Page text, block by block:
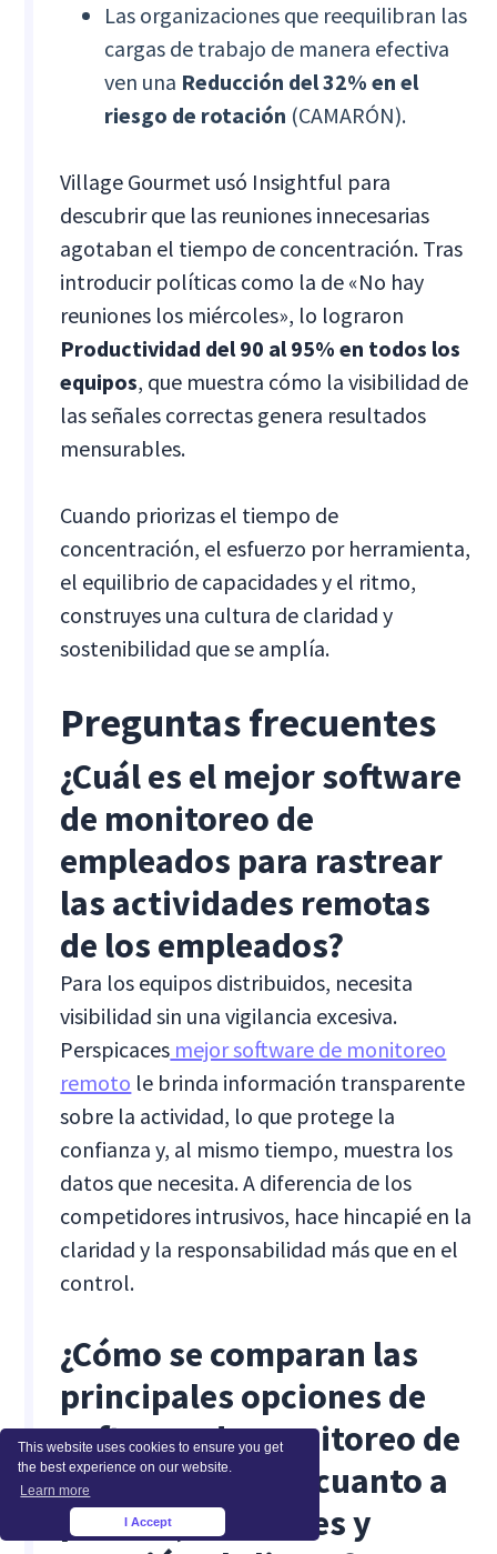
This website uses cookies to ensure you get
the best experience on our website.
Learn more
I Accept
Las organizaciones que reequilibran las
cargas de trabajo de manera efectiva
ven una Reducción del 32% en el
riesgo de rotación (CAMARÓN).
Village Gourmet usó Insightful para
descubrir que las reuniones innecesarias
agotaban el tiempo de concentración. Tras
introducir políticas como la de «No hay
reuniones los miércoles», lo lograron
Productividad del 90 al 95% en todos los
equipos, que muestra cómo la visibilidad de
las señales correctas genera resultados
mensurables.
Cuando priorizas el tiempo de
concentración, el esfuerzo por herramienta,
el equilibrio de capacidades y el ritmo,
construyes una cultura de claridad y
sostenibilidad que se amplía.
Preguntas frecuentes
¿Cuál es el mejor software
de monitoreo de
empleados para rastrear
las actividades remotas
de los empleados?
Para los equipos distribuidos, necesita
visibilidad sin una vigilancia excesiva.
Perspicaces mejor software de monitoreo
remoto le brinda información transparente
sobre la actividad, lo que protege la
confianza y, al mismo tiempo, muestra los
datos que necesita. A diferencia de los
competidores intrusivos, hace hincapié en la
claridad y la responsabilidad más que en el
control.
¿Cómo se comparan las
principales opciones de
software de monitoreo de
empleadores en cuanto a
precios, funciones y